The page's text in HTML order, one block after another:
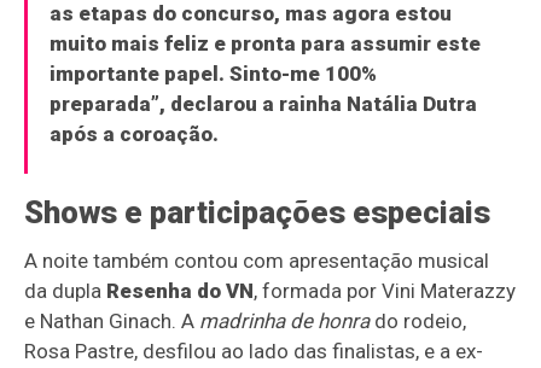
as etapas do concurso, mas agora estou
muito mais feliz e pronta para assumir este
importante papel. Sinto-me 100%
preparada”, declarou a rainha Natália Dutra
após a coroação.
Shows e participações especiais
A noite também contou com apresentação musical
da dupla Resenha do VN, formada por Vini Materazzy
e Nathan Ginach. A madrinha de honrado rodeio,
Rosa Pastre, desfilou ao lado das finalistas, e a ex-